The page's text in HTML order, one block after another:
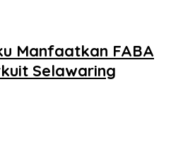
Manfaatkan FABA
Selawaring